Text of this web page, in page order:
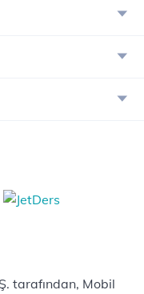
tarafından, Mobil